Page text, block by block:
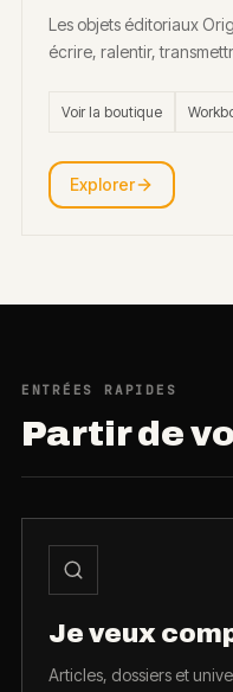
Les objets éditoriaux
écrire, ralentir,
Voir la boutique
Explorer
ENTRÉES RAPIDES
Partir de
Je veux
Articles, dossiers et